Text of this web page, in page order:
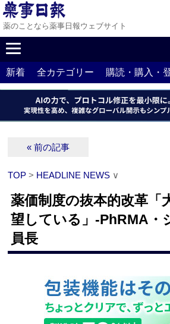
薬のことなら薬事日報ウェブサイト
新着 全カテゴリー 購読・購入・
« 前の記事
TOP > HEADLINE NEWS ∨
薬価制度の抜本的改革「
望している」‐PhRMA・
員長